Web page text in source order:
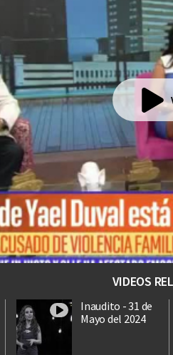
VIDEOS
Inaudito - 31 de
Mayo del 2024